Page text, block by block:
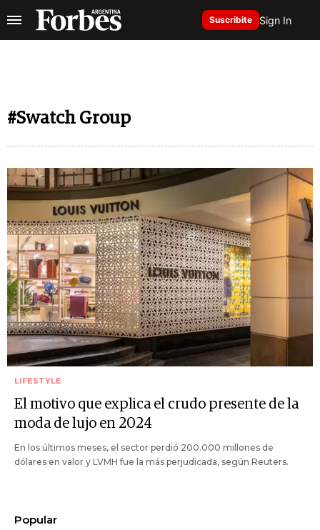
Suscribite Sign In
#Swatch Group
LIFESTYLE
El motivo que explica el crudo presente de la
moda de lujo en 2024
En los últimos meses, el sector perdió 200.000 millones de
dólares en valor y LVMH fue la más perjudicada, según Reuters.
Popular